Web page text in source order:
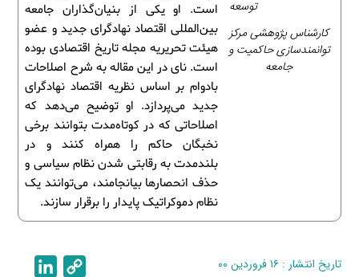
است. او یکی از بنیان‌گذاران جامعه
بین‌المللی اقتصاد نهادگرای جدید و عضو
هیئت تحریریه مجله تاریخ اقتصادی بوده
است. نای در این مقاله به شرح اصلاحات
بادوام بر اساس نظریه اقتصاد نهادگرای
جدید می‌پردازد. او توضیح می‌دهد که
اصلاحاتی که در کوتاه‌مدت بتوانند برخی
نخبگان حاکم را همراه کنند و در
بلندمدت به رقابتی شدن نظام سیاسی و
حذف انحصارها بیانجامند، می‌توانند یک
نظام دموکراتیک پایدار را برقرار سازند.
توسعه
کارشناس پژوهشی مرکز
توانمندسازی حاکمیت و
جامعه
تاریخ انتشار : ۱۶ فروردین ۰۰